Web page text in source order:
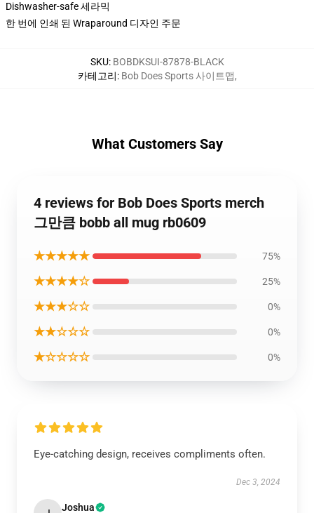
Dishwasher-safe 세라믹
한 번에 인쇄 된 Wraparound 디자인 주문
SKU: BOBDKSUI-87878-BLACK
카테고리: Bob Does Sports 사이트맵,
What Customers Say
4 reviews for Bob Does Sports merch
그만큼 bobb all mug rb0609
★★★★★ 75%
★★★★☆ 25%
★★★☆☆ 0%
★★☆☆☆ 0%
★☆☆☆☆ 0%
Eye-catching design, receives compliments often.
Dec 3, 2024
Joshua